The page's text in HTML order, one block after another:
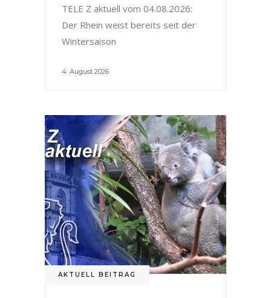
TELE Z aktuell vom 04.08.2026:
Der Rhein weist bereits seit der
Wintersaison
4. August 2026
AKTUELL BEITRAG